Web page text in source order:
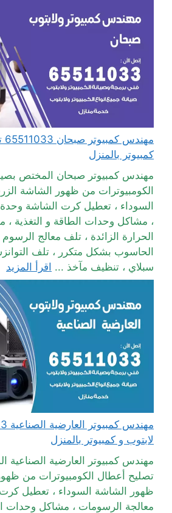
كمبيوتر بالمنزل
مهندس كمبيوتر صبحان المختص
الكومبيوترات من ظهور الشاشة
السوداء ، تعطيل كرت الشاشة
، مشاكل وحدات الطاقة و التغذية ،
الحرارة الزائدة ، تلف معالج الرسوم
الحاسوب بشكل متكرر ، تلف
سبلاي ، تنظيف مآخذ ... اقرأ المزيد
لابتوب و كمبيوتر بالمنزل
مهندس كمبيوتر العارضية الصناعية
تصليح أعطال الكومبيوترات من
ظهور الشاشة السوداء ، تعطيل
معالجة الرسومات ، مشاكل وحدات